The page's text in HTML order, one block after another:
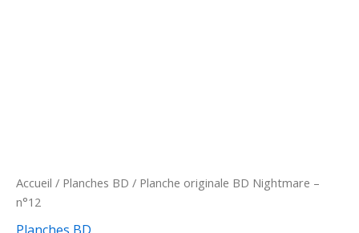
Accueil / Planches BD / Planche originale BD Nightmare –
n°12